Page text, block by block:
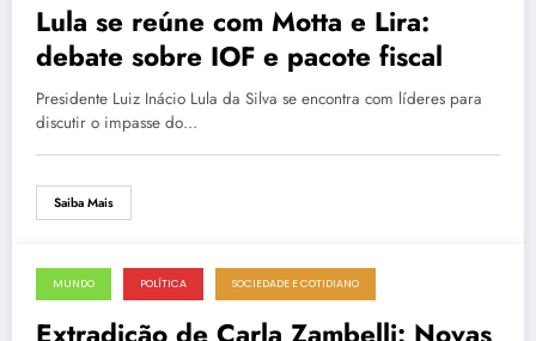
Lula se reúne com Motta e Lira:
debate sobre IOF e pacote fiscal
Presidente Luiz Inácio Lula da Silva se encontra com líderes para
discutir o impasse do…
Saiba Mais
14 de junho de 2025
MUNDO POLÍTICA SOCIEDADE E COTIDIANO